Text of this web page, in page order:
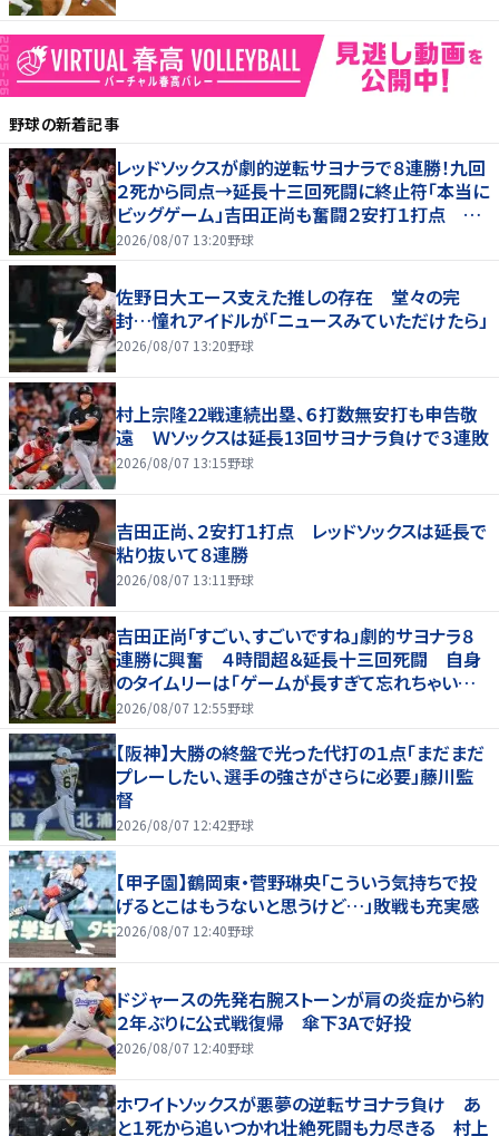
野球の新着記事
レッドソックスが劇的逆転サヨナラで８連勝！九回
２死から同点→延長十三回死闘に終止符「本当に
ビッグゲーム」吉田正尚も奮闘２安打１打点 本
拠地熱狂
2026/08/07 13:20野球
佐野日大エース支えた推しの存在 堂々の完
封…憧れアイドルが「ニュースみていただけたら」
2026/08/07 13:20野球
村上宗隆22戦連続出塁、６打数無安打も申告敬
遠 Ｗソックスは延長13回サヨナラ負けで３連敗
2026/08/07 13:15野球
吉田正尚、２安打１打点 レッドソックスは延長で
粘り抜いて８連勝
2026/08/07 13:11 野球
吉田正尚「すごい、すごいですね」劇的サヨナラ８
連勝に興奮 ４時間超＆延長十三回死闘 自身
のタイムリーは「ゲームが長すぎて忘れちゃいまし
た」
2026/08/07 12:55野球
【阪神】大勝の終盤で光った代打の１点「まだまだ
プレーしたい、選手の強さがさらに必要」藤川監
督
2026/08/07 12:42野球
【甲子園】鶴岡東・菅野琳央「こういう気持ちで投
げるとこはもうないと思うけど…」敗戦も充実感
2026/08/07 12:40野球
ドジャースの先発右腕ストーンが肩の炎症から約
２年ぶりに公式戦復帰 傘下3Aで好投
2026/08/07 12:40野球
ホワイトソックスが悪夢の逆転サヨナラ負け あ
と１死から追いつかれ壮絶死闘も力尽きる 村上